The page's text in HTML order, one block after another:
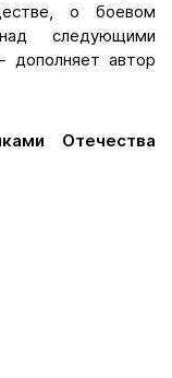
о боевом
следующими
дополняет автор
Отечества